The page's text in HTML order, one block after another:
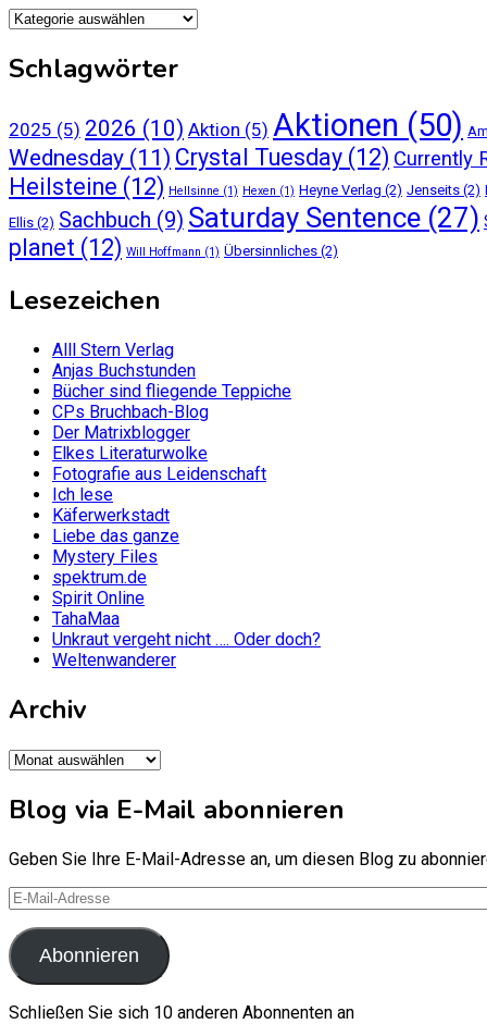
Kategorien
Schlagwörter
2025 (5) 2026 (10) Aktion (5) Aktionen (50)
Wednesday (11) Crystal Tuesday (12) Currently
Heilsteine (12) Hellsinne (1) Hexen (1) Heyne Verlag (2) Jenseits (2)
Ellis (2) Sachbuch (9) Saturday Sentence (27)
planet (12) Will Hoffmann (1) Übersinnliches (2)
Lesezeichen
Alll Stern Verlag
Anjas Buchstunden
Bücher sind fliegende Teppiche
CPs Bruchbach-Blog
Der Matrixblogger
Elkes Literaturwolke
Fotografie aus Leidenschaft
Ich lese
Käferwerkstadt
Liebe das ganze
Mystery Files
spektrum.de
Spirit Online
TahaMaa
Unkraut vergeht nicht …. Oder doch?
Weltenwanderer
Archiv
Archiv
Blog via E-Mail abonnieren
Geben Sie Ihre E-Mail-Adresse an, um diesen Blog zu
E-
Mail-
Adresse
Abonnieren
Schließen Sie sich 10 anderen Abonnenten an